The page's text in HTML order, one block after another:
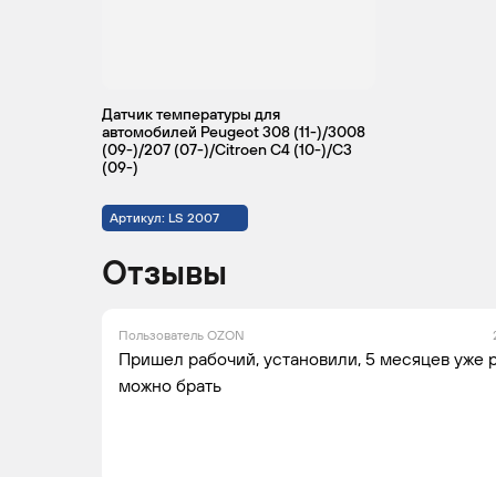
CITROEN
Датчик температуры для
автомобилей Peugeot 308 (11-)/3008
(09-)/207 (07-)/Citroen C4 (10-)/C3
(09-)
Артикул: LS 2007
Отзывы
Пользователь OZON
Пришел рабочий, установили, 5 месяцев уже
можно брать